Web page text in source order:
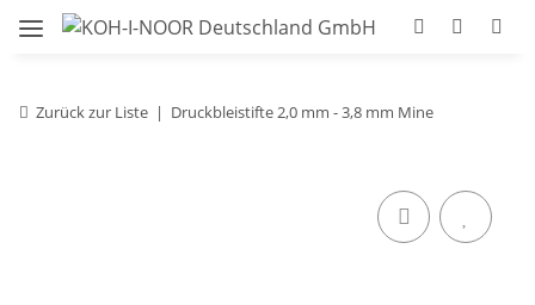
Zurück zur Liste Druckbleistifte 2,0 mm - 3,8 mm Mine